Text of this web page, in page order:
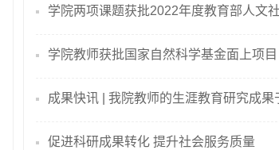
学院两项课题获批2022年度教育部人文
学院教师获批国家自然科学基金面上项目
成果快讯 | 我院教师的生涯教育研究成
促进科研成果转化 提升社会服务质量